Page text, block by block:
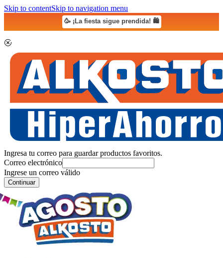
Skip to contentSkip to navigation menu
🥳 ¡La fiesta sigue prendida! 🛍️
Ingresa tu correo para guardar productos favoritos.
Correo electrónico
Ingrese un correo válido
Continuar